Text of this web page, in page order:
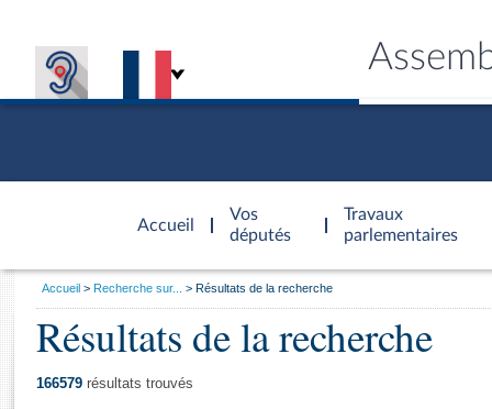
Accueil
d'accueil
Vos
députés
Travaux
parlementaires
Général
Vous
Accueil Recherche sur... Résultats de la recherche
Résultats de la recherche
166579 résultats trouvés